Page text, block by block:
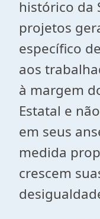
histórico da
projetos
específico
aos
à margem
Estatal e
em seus
medida
crescem